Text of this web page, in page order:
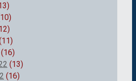
(16)
(13)
(16)